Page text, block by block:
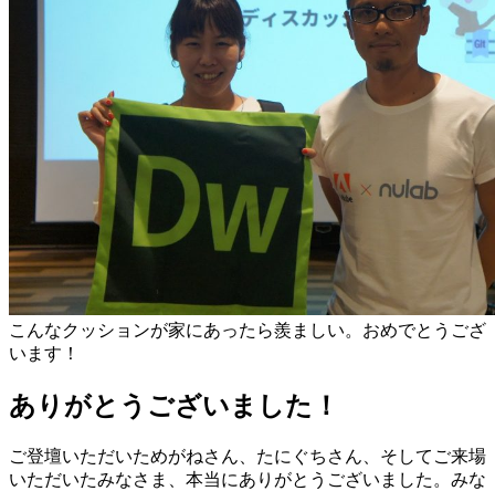
こんなクッションが家にあったら羨ましい。おめでとうござ
います！
ありがとうございました！
ご登壇いただいためがねさん、たにぐちさん、そしてご来場
いただいたみなさま、本当にありがとうございました。みな